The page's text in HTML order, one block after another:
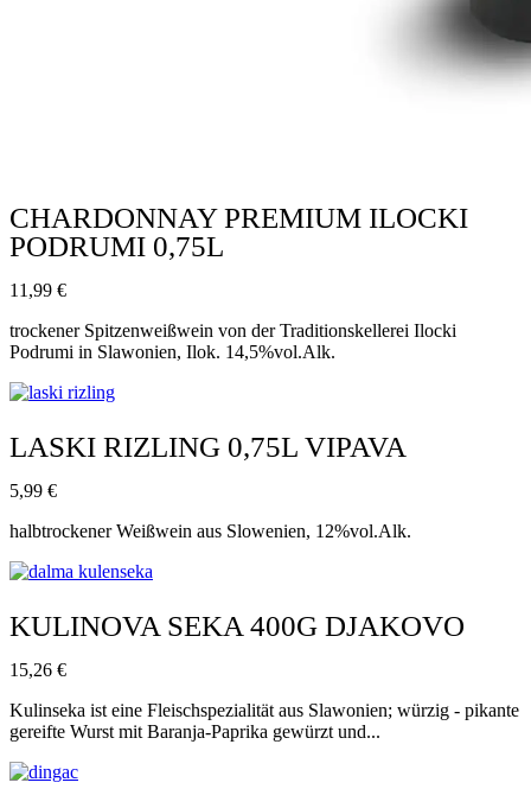
CHARDONNAY PREMIUM ILOCKI
PODRUMI 0,75L
11,99 €
trockener Spitzenweißwein von der Traditionskellerei Ilocki
Podrumi in Slawonien, Ilok. 14,5%vol.Alk.
LASKI RIZLING 0,75L VIPAVA
5,99 €
halbtrockener Weißwein aus Slowenien, 12%vol.Alk.
KULINOVA SEKA 400G DJAKOVO
15,26 €
Kulinseka ist eine Fleischspezialität aus Slawonien; würzig - pikante
gereifte Wurst mit Baranja-Paprika gewürzt und...